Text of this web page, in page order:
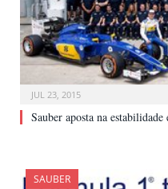
JUL 23, 2015
Sauber aposta na
SAUBER